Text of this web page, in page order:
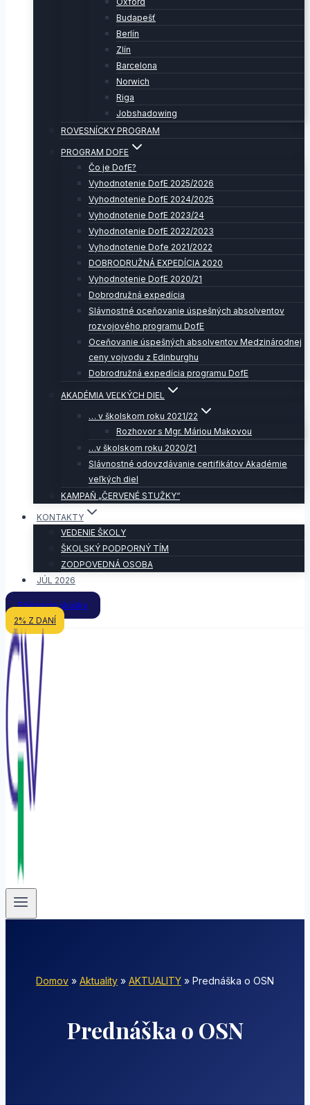
Budapešť
Berlín
Zlín
Barcelona
Norwich
Riga
Jobshadowing
ROVESNÍCKY PROGRAM
PROGRAM DOFE
Čo je DofE?
Vyhodnotenie DofE 2025/2026
Vyhodnotenie DofE 2024/2025
Vyhodnotenie DofE 2023/24
Vyhodnotenie DofE 2022/2023
Vyhodnotenie Dofe 2021/2022
DOBRODRUŽNÁ EXPEDÍCIA 2020
Vyhodnotenie DofE 2020/21
Dobrodružná expedícia
Slávnostné oceňovanie úspešných absolventov
rozvojového programu DofE
Oceňovanie úspešných absolventov Medzinárodnej
ceny vojvodu z Edinburghu
Dobrodružná expedícia programu DofE
AKADÉMIA VEĽKÝCH DIEL
… v školskom roku 2021/22
Rozhovor s Mgr. Máriou Makovou
…v školskom roku 2020/21
Slávnostné odovzdávanie certifikátov Akadémie
veľkých diel
KAMPAŇ „ČERVENÉ STUŽKY“
KONTAKTY
VEDENIE ŠKOLY
ŠKOLSKÝ PODPORNÝ TÍM
ZODPOVEDNÁ OSOBA
JÚL 2026
Prijímacie skúšky
2% Z DANÍ
Domov » Aktuality » AKTUALITY » Prednáška o OSN
Prednáška o OSN